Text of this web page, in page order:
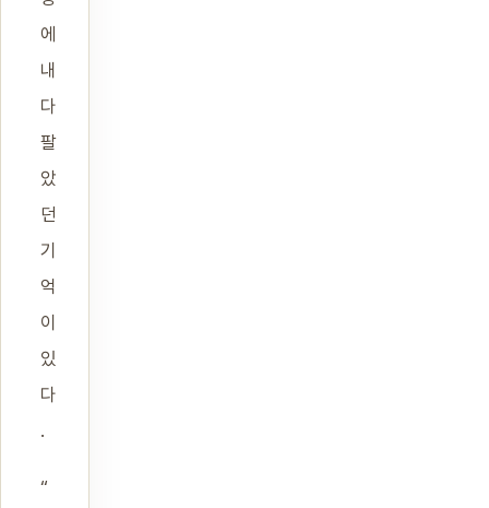
에
내
다
팔
았
던
기
억
이
있
다
.
“